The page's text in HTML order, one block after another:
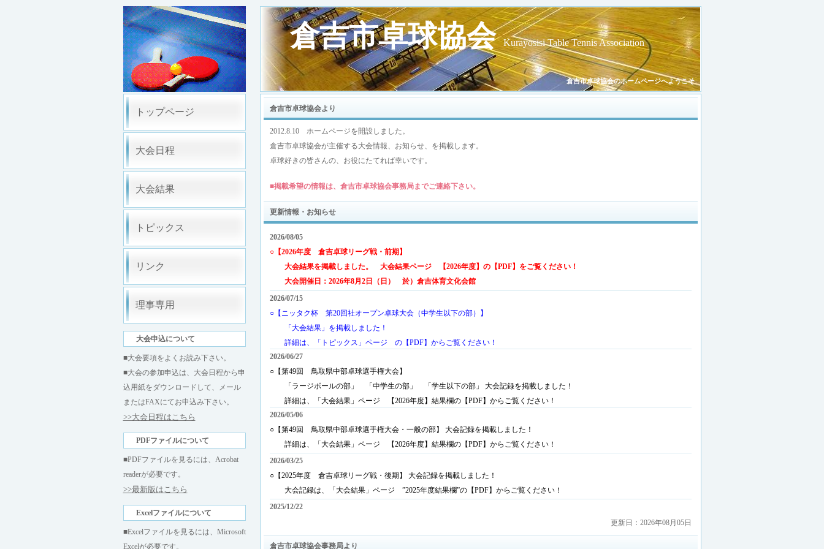
倉吉市卓球協会のホームページへようこそ
倉吉市卓球協会 Kurayosisi Table Tennis Association
倉吉市卓球協会より
2012.8.10 ホームページを開設しました。
倉吉市卓球協会が主催する大会情報、お知らせ、を掲載します。
卓球好きの皆さんの、お役にたてれば幸いです。
■掲載希望の情報は、倉吉市卓球協会事務局までご連絡下さい。
更新情報・お知らせ
2026/08/05
○【2026年度 倉吉卓球リーグ戦・前期】
大会結果を掲載しました。 大会結果ページ 【2026年度】の【PDF】をご覧ください！
大会開催日：2026年8月2日（日） 於）倉吉体育文化会館
2026/07/15
○【ニッタク杯 第20回社オープン卓球大会（中学生以下の部）】
「大会結果」を掲載しました！
詳細は、「トピックス」ページ の【PDF】からご覧ください！
2026/06/27
○【第49回 鳥取県中部卓球選手権大会】
「ラージボールの部」 「中学生の部」 「学生以下の部」 大会記録を掲載しました！
詳細は、「大会結果」ページ 【2026年度】結果欄の【PDF】からご覧ください！
2026/05/06
○【第49回 鳥取県中部卓球選手権大会・一般の部】 大会記録を掲載しました！
詳細は、「大会結果」ページ 【2026年度】結果欄の【PDF】からご覧ください！
2026/03/25
○【2025年度 倉吉卓球リーグ戦・後期】 大会記録を掲載しました！
大会記録は、「大会結果」ページ ”2025年度結果欄”の【PDF】からご覧ください！
2025/12/22
開催日：2025年12月6日（団体戦）,7日（ダブルス/シングルス） 於）倉吉体育文化会館
更新日：2026年08月05日
倉吉市卓球協会事務局より
トップページ
大会日程
大会結果
トピックス
リンク
理事専用
大会申込について
■大会要項をよくお読み下さい。
■大会の参加申込は、大会日程から申
込用紙をダウンロードして、メール
またはFAXにてお申込み下さい。
>>大会日程はこちら
PDFファイルについて
■PDFファイルを見るには、Acrobat
readerが必要です。
>>最新版はこちら
Excelファイルについて
■Excelファイルを見るには、Microsoft
Excelが必要です。